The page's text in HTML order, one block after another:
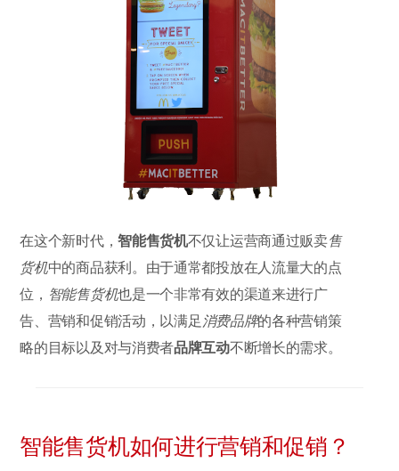
在这个新时代，智能售货机不仅让运营商通过贩卖售
货机中的商品获利。由于通常都投放在人流量大的点
位， 智能售货机也是一个非常有效的渠道来进行广
告、营销和促销活动，以满足消费品牌的各种营销策
略的目标以及对与消费者品牌互动不断增长的需求。
智能售货机如何进行营销和促销？